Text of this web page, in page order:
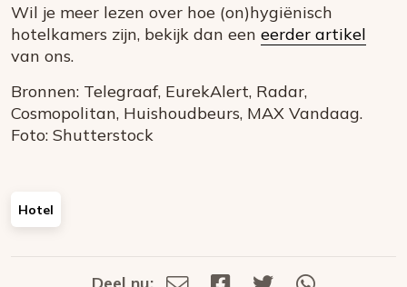
Wil je meer lezen over hoe (on)hygiënisch
hotelkamers zijn, bekijk dan een eerder artikel
van ons.
Bronnen: Telegraaf, EurekAlert, Radar,
Cosmopolitan, Huishoudbeurs, MAX Vandaag.
Foto: Shutterstock
Hotel
Deel nu: Deel Deel Deel